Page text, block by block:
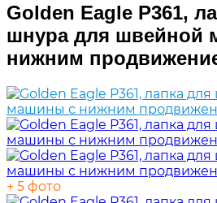
Golden Eagle P361,
шнура для швейной
нижним
+ 5 фото